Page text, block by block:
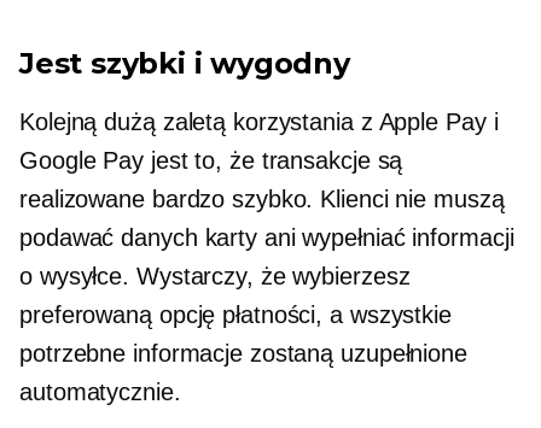
Jest szybki i wygodny
Kolejną dużą zaletą korzystania z Apple Pay i
Google Pay jest to, że transakcje są
realizowane bardzo szybko. Klienci nie muszą
podawać danych karty ani wypełniać informacji
o wysyłce. Wystarczy, że wybierzesz
preferowaną opcję płatności, a wszystkie
potrzebne informacje zostaną uzupełnione
automatycznie.